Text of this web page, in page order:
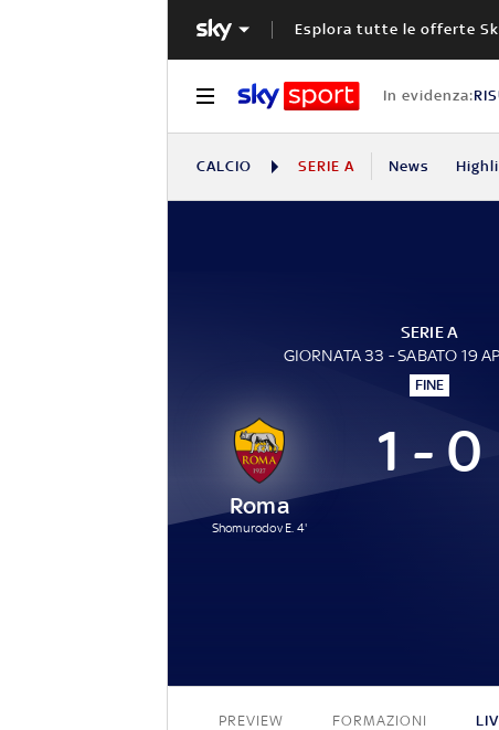
Esplora tutte le offerte
In evidenza:
CALCIO SERIE A News
SERIE A
GIORNATA 33 - SABATO 19
FINE
Roma
Shomurodov E. 4'
1 - 0
PREVIEW FORMAZIONI